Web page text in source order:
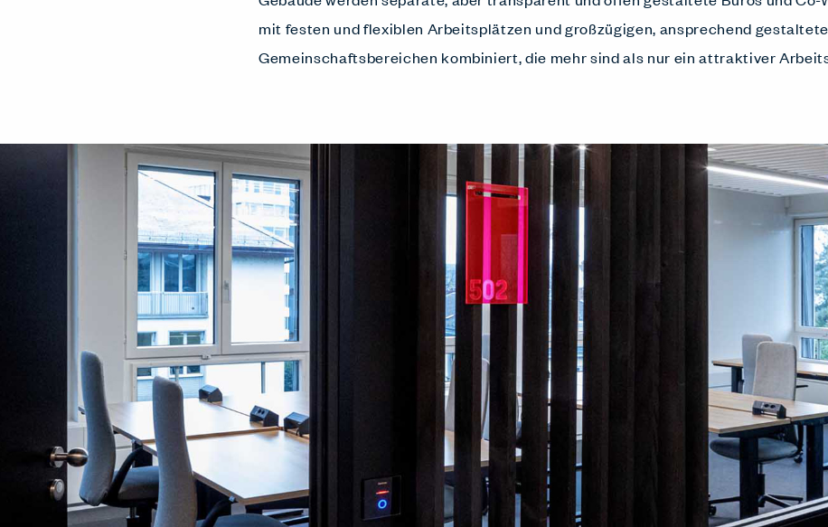
mit festen und flexiblen Arbeitsplätzen und großzügigen, ansprechend
Gemeinschaftsbereichen kombiniert, die mehr sind als nur ein attraktiver